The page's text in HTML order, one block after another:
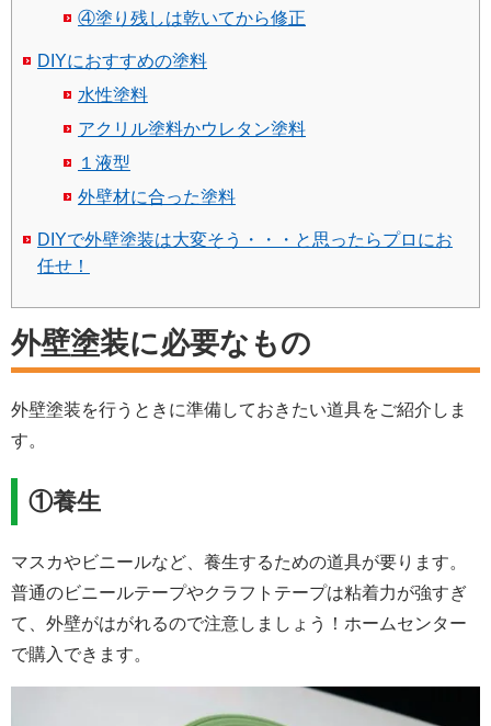
④塗り残しは乾いてから修正
DIYにおすすめの塗料
水性塗料
アクリル塗料かウレタン塗料
１液型
外壁材に合った塗料
DIYで外壁塗装は大変そう・・・と思ったらプロにお
任せ！
外壁塗装に必要なもの
外壁塗装を行うときに準備しておきたい道具をご紹介しま
す。
①養生
マスカやビニールなど、養生するための道具が要ります。
普通のビニールテープやクラフトテープは粘着力が強すぎ
て、外壁がはがれるので注意しましょう！ホームセンター
で購入できます。